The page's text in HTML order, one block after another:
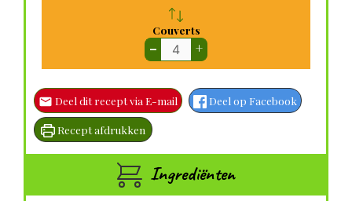
Couverts
– +
Deel dit recept via E-mail Deel op Facebook
Recept afdrukken
Ingrediënten